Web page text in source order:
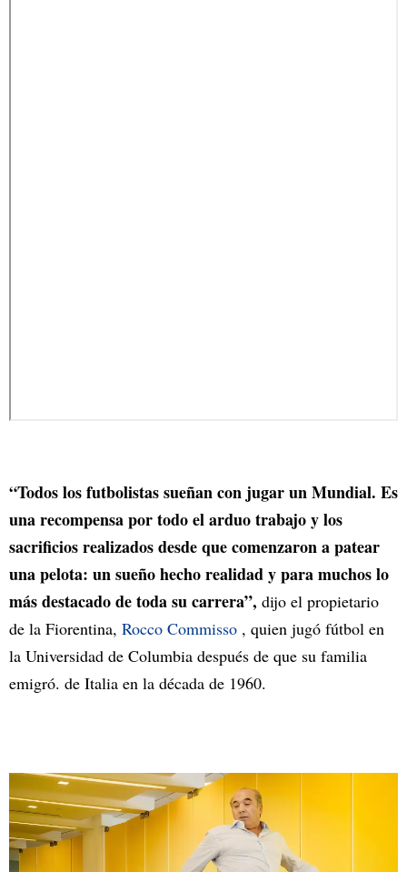
“Todos los futbolistas sueñan con jugar un Mundial. Es
una recompensa por todo el arduo trabajo y los
sacrificios realizados desde que comenzaron a patear
una pelota: un sueño hecho realidad y para muchos lo
más destacado de toda su carrera”, dijo el propietario
de la Fiorentina, Rocco Commisso , quien jugó fútbol en
la Universidad de Columbia después de que su familia
emigró. de Italia en la década de 1960.